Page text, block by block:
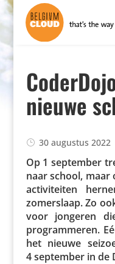
nieuwe
30 augustus 2022
Op 1 september
naar school,
acti­vi­teiten
zomer­slaap. Zo
voor jongeren
program­meren.
het nieuwe
4 september in de